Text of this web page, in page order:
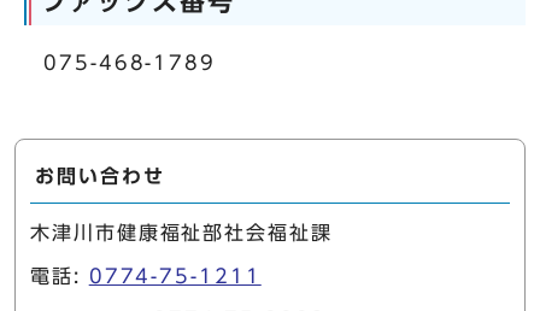
075-468-1789
お問い合わせ
木津川市健康福祉部社会福祉課
電話: 0774-75-1211